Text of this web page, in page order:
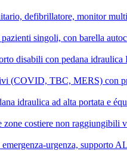
defibrillatore, monitor
singoli, con barella
disabili con pedana
(COVID, TBC, MERS) con
idraulica ad alta portata e
costiere non
urgenza, supporto